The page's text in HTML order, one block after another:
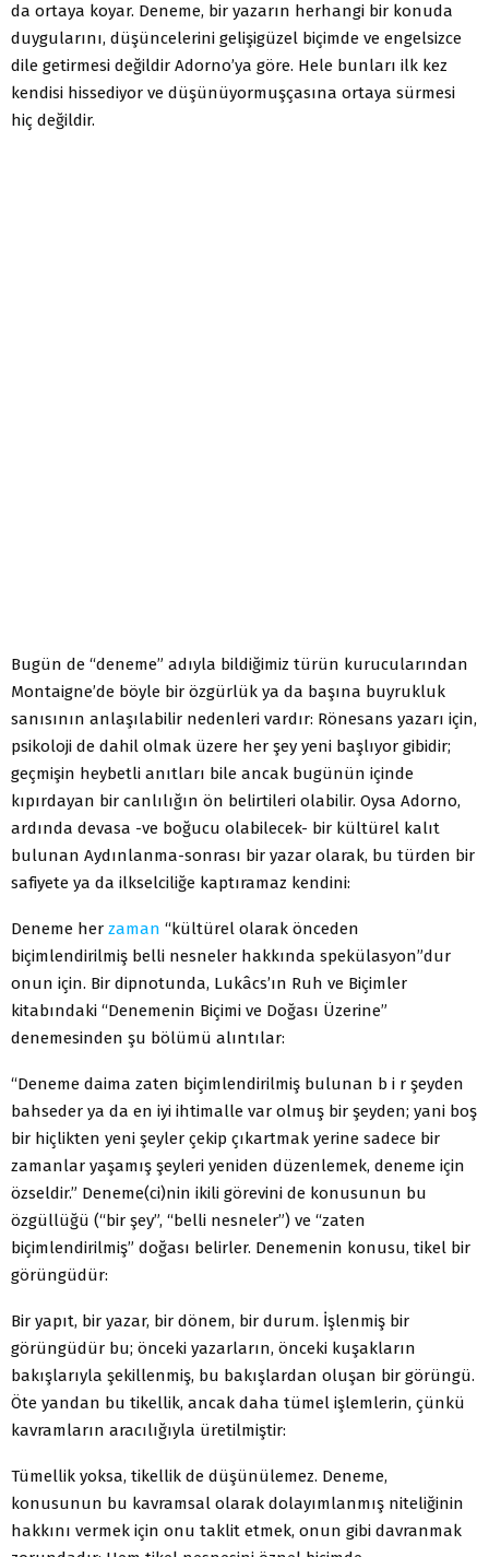
da ortaya koyar. Deneme, bir yazarın herhangi bir konuda
duygularını, düşüncelerini gelişigüzel biçimde ve engelsizce
dile getirmesi değildir Adorno’ya göre. Hele bunları ilk kez
kendisi hissediyor ve düşünüyormuşçasına ortaya sürmesi
hiç değildir.
Bugün de “deneme” adıyla bildiğimiz türün kurucularından
Montaigne’de böyle bir özgürlük ya da başına buyrukluk
sanısının anlaşılabilir nedenleri vardır: Rönesans yazarı için,
psikoloji de dahil olmak üzere her şey yeni başlıyor gibidir;
geçmişin heybetli anıtları bile ancak bugünün içinde
kıpırdayan bir canlılığın ön belirtileri olabilir. Oysa Adorno,
ardında devasa -ve boğucu olabilecek- bir kültürel kalıt
bulunan Aydınlanma-sonrası bir yazar olarak, bu türden bir
safiyete ya da ilkselciliğe kaptıramaz kendini:
Deneme her zaman “kültürel olarak önceden
biçimlendirilmiş belli nesneler hakkında spekülasyon”dur
onun için. Bir dipnotunda, Lukâcs’ın Ruh ve Biçimler
kitabındaki “Denemenin Biçimi ve Doğası Üzerine”
denemesinden şu bölümü alıntılar:
“Deneme daima zaten biçimlendirilmiş bulunan b i r şeyden
bahseder ya da en iyi ihtimalle var olmuş bir şeyden; yani boş
bir hiçlikten yeni şeyler çekip çıkartmak yerine sadece bir
zamanlar yaşamış şeyleri yeniden düzenlemek, deneme için
özseldir.” Deneme(ci)nin ikili görevini de konusunun bu
özgüllüğü (“bir şey”, “belli nesneler”) ve “zaten
biçimlendirilmiş” doğası belirler. Denemenin konusu, tikel bir
görüngüdür:
Bir yapıt, bir yazar, bir dönem, bir durum. İşlenmiş bir
görüngüdür bu; önceki yazarların, önceki kuşakların
bakışlarıyla şekillenmiş, bu bakışlardan oluşan bir görüngü.
Öte yandan bu tikellik, ancak daha tümel işlemlerin, çünkü
kavramların aracılığıyla üretilmiştir:
Tümellik yoksa, tikellik de düşünülemez. Deneme,
konusunun bu kavramsal olarak dolayımlanmış niteliğinin
hakkını vermek için onu taklit etmek, onun gibi davranmak